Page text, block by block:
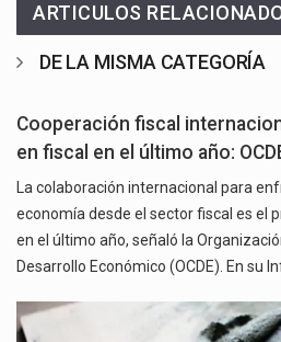
ARTICULOS
DE LA MISMA CATEGORÍA
Cooperación fiscal
en fiscal en el último año:
La colaboración internacional para
economía desde el sector fiscal es el
en el último año, señaló la
Desarrollo Económico (OCDE). En su